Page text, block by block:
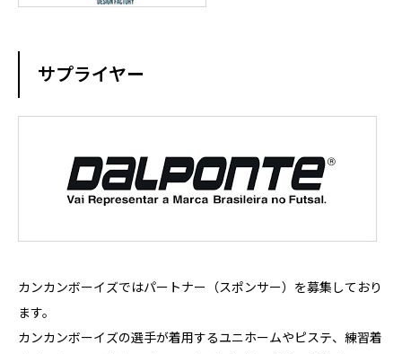
サプライヤー
カンカンボーイズではパートナー（スポンサー）を募集しており
ます。
カンカンボーイズの選手が着用するユニホームやピステ、練習着